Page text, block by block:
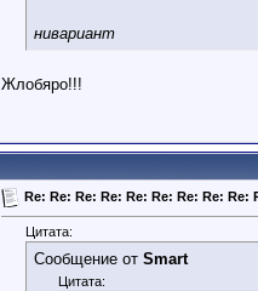
нивариант
Жлобяро!!!
Re: Re: Re: Re: Re: Re: Re: Re: Re:
Цитата:
Сообщение от Smart
Цитата: